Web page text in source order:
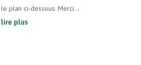
le plan ci-dessous. Merci...
lire plus